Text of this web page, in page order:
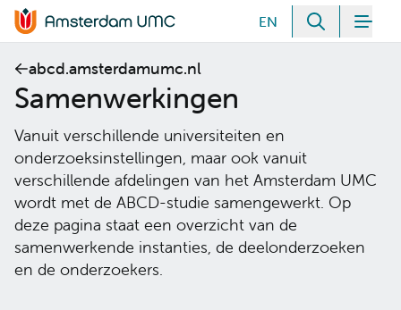
Meteen naar de content
Home van Amsterdam UMC
EN Zoeken
Samenwerkingen
Vanuit verschillende universiteiten en
onderzoeksinstellingen, maar ook vanuit
verschillende afdelingen van het Amsterdam UMC
wordt met de ABCD-studie samengewerkt. Op
deze pagina staat een overzicht van de
samenwerkende instanties, de deelonderzoeken
en de onderzoekers.
abcd.amsterdamumc.nl